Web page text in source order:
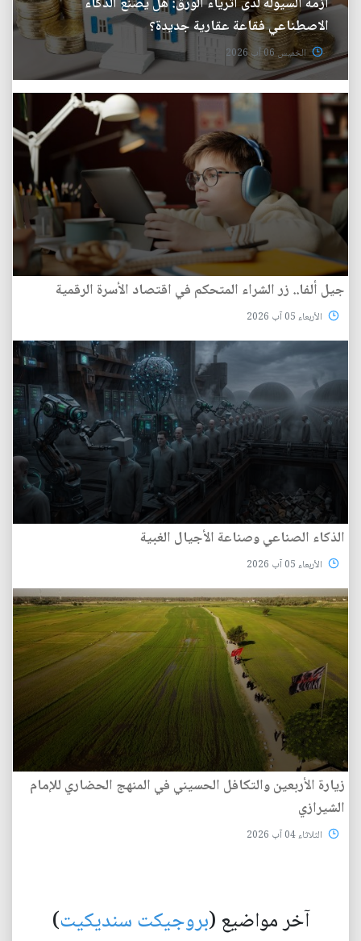
الاصطناعي فقاعة عقارية جديدة؟
الخميس 06 آب 2026
جيل ألفا.. زر الشراء المتحكم في اقتصاد الأسرة الرقمية
الأربعاء 05 آب 2026
الذكاء الصناعي وصناعة الأجيال الغبية
الأربعاء 05 آب 2026
زيارة الأربعين والتكافل الحسيني في المنهج الحضاري للإمام
الشيرازي
الثلاثاء 04 آب 2026
آخر مواضيع (بروجيكت سنديكيت)